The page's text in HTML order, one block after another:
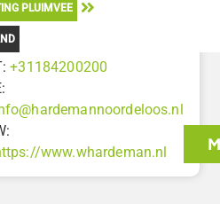
PLUIMVEE
+31184200200
www.whardeman.nl